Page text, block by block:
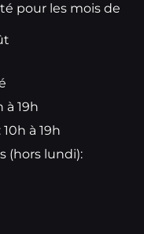
pour les mois de
à 19h
à 19h
(hors lundi):